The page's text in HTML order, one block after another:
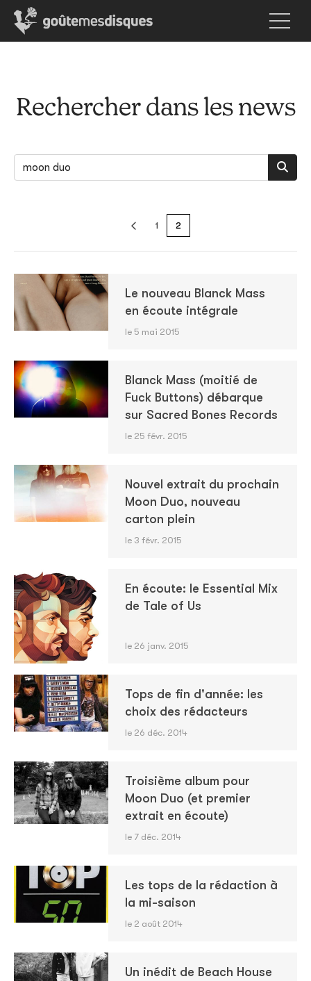
Rechercher dans les news
1 2
Le nouveau Blanck Mass
en écoute intégrale
le 5 mai 2015
Blanck Mass (moitié de
Fuck Buttons) débarque
sur Sacred Bones Records
le 25 févr. 2015
Nouvel extrait du prochain
Moon Duo, nouveau
carton plein
le 3 févr. 2015
En écoute: le Essential Mix
de Tale of Us
le 26 janv. 2015
Tops de fin d'année: les
choix des rédacteurs
le 26 déc. 2014
Troisième album pour
Moon Duo (et premier
extrait en écoute)
le 7 déc. 2014
Les tops de la rédaction à
la mi-saison
le 2 août 2014
Un inédit de Beach House